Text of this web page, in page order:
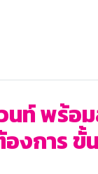
ท์ พร้อ
งการ ขั้